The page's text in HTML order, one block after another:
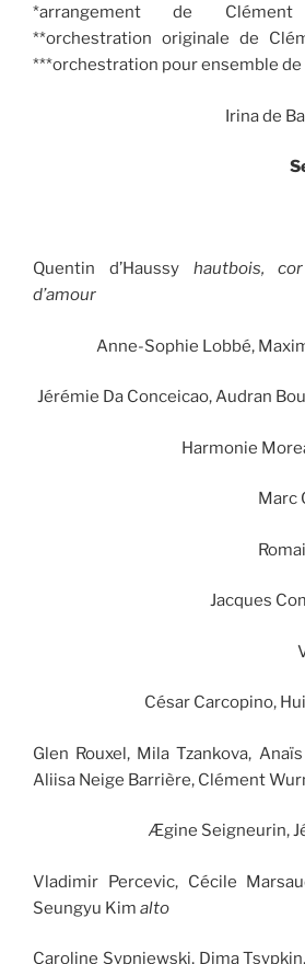
*arrangement de
**orchestration originale de
***orchestration pour ensemble de
Irina de
Quentin d’Haussy hautbois,
d’amour
Anne-Sophie Lobbé,
Jérémie Da Conceicao, Audran
Harmonie
Marc
Jacques
César Carcopino,
Glen Rouxel, Mila Tzankova,
Aliisa Neige Barrière, Clément
Ægine Seigneurin,
Vladimir Percevic, Cécile
Seungyu Kim alto
Caroline Sypniewski, Dima